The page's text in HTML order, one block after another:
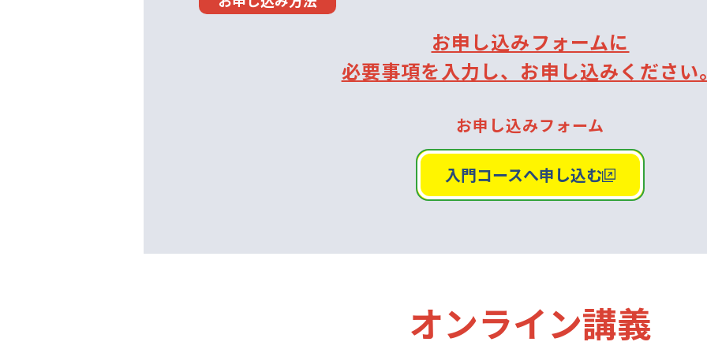
お申し込みフォームに
必要事項を入力し、お申し込みください
お申し込みフォーム
入門コースへ申し込む
オンライン講義